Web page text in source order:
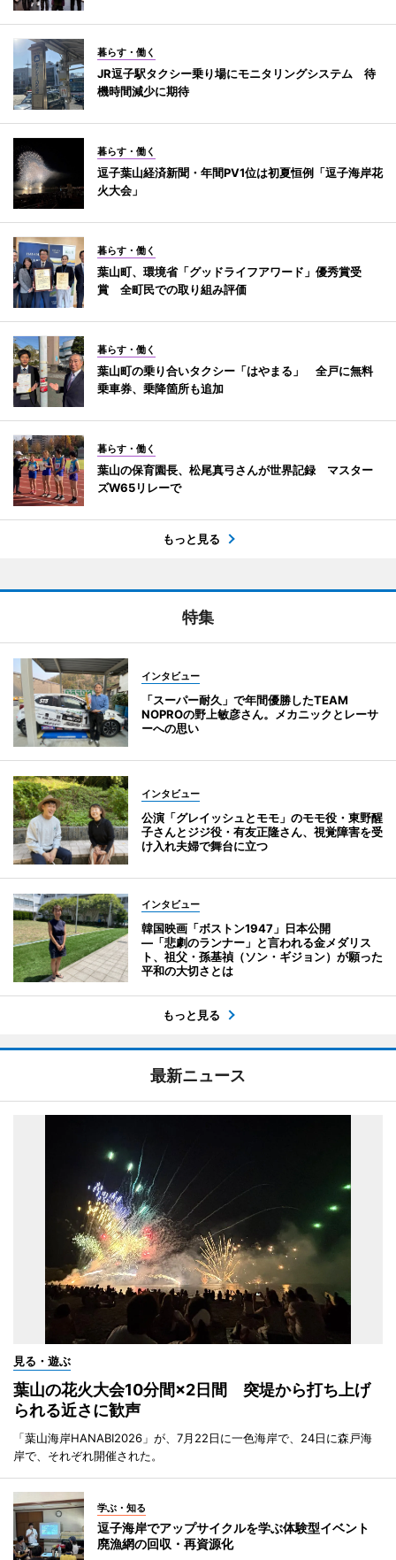
暮らす・働く
JR逗子駅タクシー乗り場にモニタリングシステム 待
機時間減少に期待
暮らす・働く
逗子葉山経済新聞・年間PV1位は初夏恒例「逗子海岸花
火大会」
暮らす・働く
葉山町、環境省「グッドライフアワード」優秀賞受
賞 全町民での取り組み評価
暮らす・働く
葉山町の乗り合いタクシー「はやまる」 全戸に無料
乗車券、乗降箇所も追加
暮らす・働く
葉山の保育園長、松尾真弓さんが世界記録 マスター
ズW65リレーで
もっと見る
特集
インタビュー
「スーパー耐久」で年間優勝したTEAM
NOPROの野上敏彦さん。メカニックとレーサ
ーへの思い
インタビュー
公演「グレイッシュとモモ」のモモ役・東野醒
子さんとジジ役・有友正隆さん、視覚障害を受
け入れ夫婦で舞台に立つ
インタビュー
韓国映画「ボストン1947」日本公開
―「悲劇のランナー」と言われる金メダリス
ト、祖父・孫基禎（ソン・ギジョン）が願った
平和の大切さとは
もっと見る
最新ニュース
見る・遊ぶ
葉山の花火大会10分間×2日間 突堤から打ち上げ
られる近さに歓声
「葉山海岸HANABI2026」が、7月22日に一色海岸で、24日に森戸海
岸で、それぞれ開催された。
学ぶ・知る
逗子海岸でアップサイクルを学ぶ体験型イベント
廃漁網の回収・再資源化